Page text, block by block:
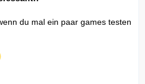
du mal ein paar games testen